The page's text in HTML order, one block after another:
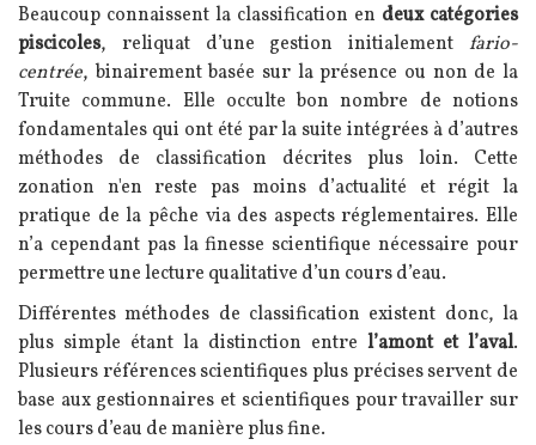
Beaucoup connaissent la classification en deux catégories
piscicoles, reliquat d’une gestion initialement fario-
centrée, binairement basée sur la présence ou non de la
Truite commune. Elle occulte bon nombre de notions
fondamentales qui ont été par la suite intégrées à d’autres
méthodes de classification décrites plus loin. Cette
zonation n'en reste pas moins d’actualité et régit la
pratique de la pêche via des aspects réglementaires. Elle
n’a cependant pas la finesse scientifique nécessaire pour
permettre une lecture qualitative d’un cours d’eau.
Différentes méthodes de classification existent donc, la
plus simple étant la distinction entre l’amont et l’aval.
Plusieurs références scientifiques plus précises servent de
base aux gestionnaires et scientifiques pour travailler sur
les cours d’eau de manière plus fine.